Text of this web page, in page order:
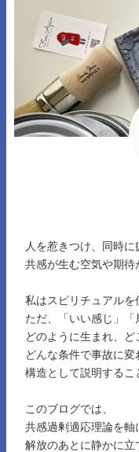
人を惹きつけ、同時に
共感が生む空気や期待
私はスピリチュアルを
ただ、「いい感じ」
どのように生まれ、ど
どんな条件で事故に変
構造として説明するこ
このブログでは、
共感過剰適応理論を軸
解放のあとに静かに立